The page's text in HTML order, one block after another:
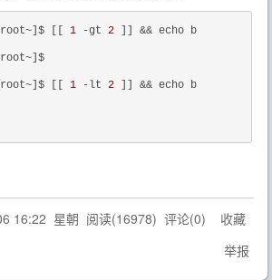
[[ 1 -gt 2 ]] && echo b
[[ 1 -lt 2 ]] && echo b
16:22 星朝 阅读(16978) 评论(0) 收藏
举报